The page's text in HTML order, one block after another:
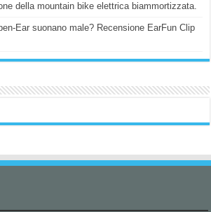
della mountain bike elettrica biammortizzata.
Ear suonano male? Recensione EarFun Clip